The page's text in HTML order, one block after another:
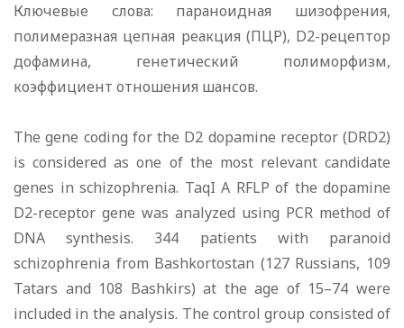
Ключевые слова: параноидная шизофрения,
полимеразная цепная реакция (ПЦР), D2-рецептор
дофамина, генетический полиморфизм,
коэффициент отношения шансов.
The gene coding for the D2 dopamine receptor (DRD2)
is considered as one of the most relevant candidate
genes in schizophrenia. TaqI A RFLP of the dopamine
D2-receptor gene was analyzed using PCR method of
DNA synthesis. 344 patients with paranoid
schizophrenia from Bashkortostan (127 Russians, 109
Tatars and 108 Bashkirs) at the age of 15–74 were
included in the analysis. The control group consisted of